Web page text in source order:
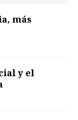
más
y el